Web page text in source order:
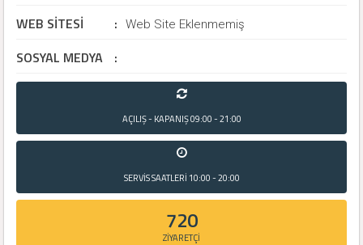
WEB SİTESİ : Web Site Eklenmemiş
SOSYAL MEDYA :
AÇILIŞ - KAPANIŞ09:00 - 21:00
SERVİS SAATLERİ 10:00 - 20:00
720
ZİYARETÇİ